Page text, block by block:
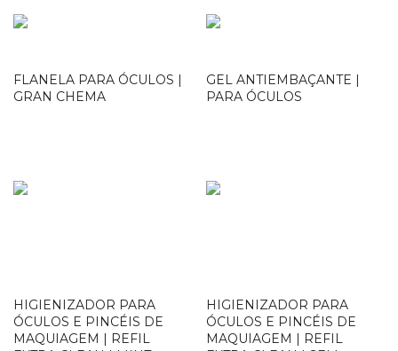
FLANELA PARA ÓCULOS |
GRAN CHEMA
GEL ANTIEMBAÇANTE |
PARA ÓCULOS
HIGIENIZADOR PARA
ÓCULOS E PINCÉIS DE
MAQUIAGEM | REFIL
HIGIENIZADOR PARA
ÓCULOS E PINCÉIS DE
MAQUIAGEM | REFIL